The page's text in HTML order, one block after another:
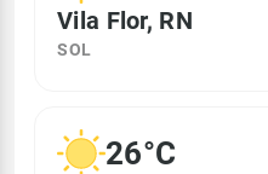
Vila Flor, RN
SOL
26°C